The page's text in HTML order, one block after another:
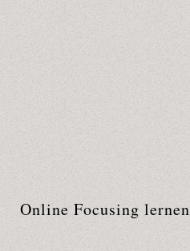
Online Focusing lernen